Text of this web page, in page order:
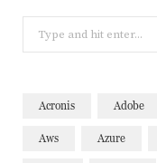
for:
Acronis Adobe
Aws Azure